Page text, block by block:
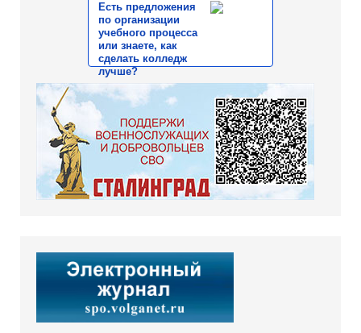
Есть предложения
по организации
учебного процесса
или знаете, как
сделать колледж
лучше?